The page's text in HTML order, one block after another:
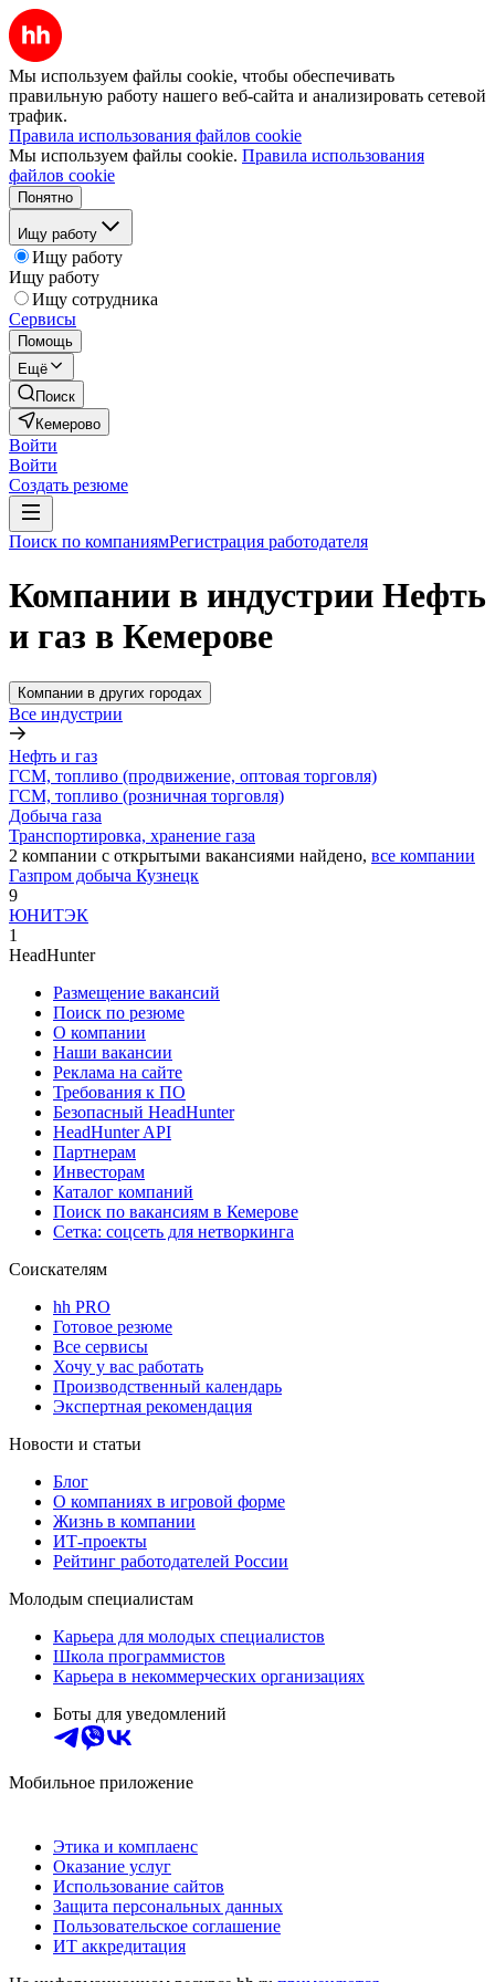
Мы используем файлы cookie, чтобы обеспечивать
правильную работу нашего веб-сайта и анализировать сетевой
трафик.
Правила использования файлов cookie
Мы используем файлы cookie. Правила использования
файлов cookie
Понятно
Ищу работу
Ищу работу
Ищу работу
Ищу сотрудника
Сервисы
Помощь
Ещё
Поиск
Кемерово
Войти
Войти
Создать резюме
Поиск по компаниямРегистрация работодателя
Компании в индустрии Нефть
и газ в Кемерове
Компании в других городах
Все индустрии
Нефть и газ
ГСМ, топливо (продвижение, оптовая торговля)
ГСМ, топливо (розничная торговля)
Добыча газа
Транспортировка, хранение газа
2 компании с открытыми вакансиями найдено, все компании
Газпром добыча Кузнецк
9
ЮНИТЭК
1
HeadHunter
Размещение вакансий
Поиск по резюме
О компании
Наши вакансии
Реклама на сайте
Требования к ПО
Безопасный HeadHunter
HeadHunter API
Партнерам
Инвесторам
Каталог компаний
Поиск по вакансиям в Кемерове
Сетка: соцсеть для нетворкинга
Соискателям
hh PRO
Готовое резюме
Все сервисы
Хочу у вас работать
Производственный календарь
Экспертная рекомендация
Новости и статьи
Блог
О компаниях в игровой форме
Жизнь в компании
ИТ-проекты
Рейтинг работодателей России
Молодым специалистам
Карьера для молодых специалистов
Школа программистов
Карьера в некоммерческих организациях
Боты для уведомлений
Мобильное приложение
Этика и комплаенс
Оказание услуг
Использование сайтов
Защита персональных данных
Пользовательское соглашение
ИТ аккредитация